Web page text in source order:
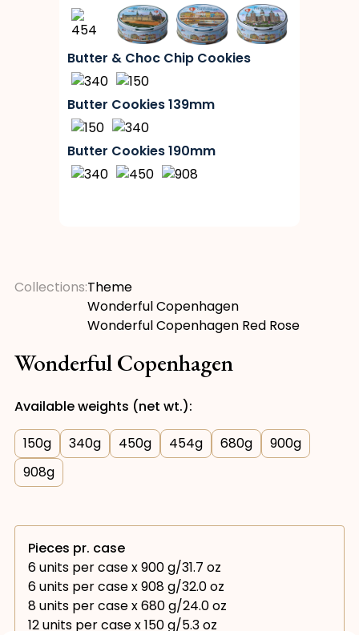
Butter & Choc Chip Cookies
Butter Cookies 139mm
Butter Cookies 190mm
Collections:Theme
Wonderful Copenhagen
Wonderful Copenhagen Red Rose
Wonderful Copenhagen
Available weights (net wt.):
150g 340g 450g 454g 680g 900g
908g
Pieces pr. case
6 units per case x 900 g/31.7 oz
6 units per case x 908 g/32.0 oz
8 units per case x 680 g/24.0 oz
12 units per case x 150 g/5.3 oz